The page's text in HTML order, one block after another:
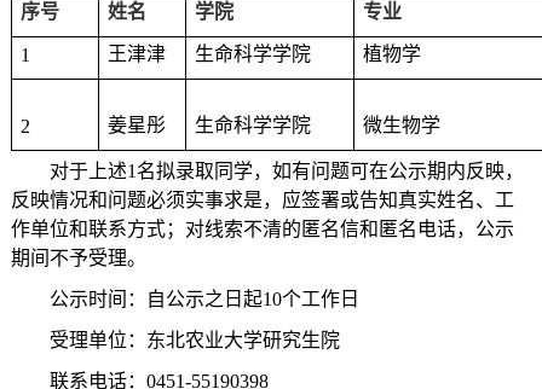
序号
姓名 学院 专业
1 王津津 生命科学学院 植物学
2 姜星彤 生命科学学院 微生物学
对于上述1名拟录取同学，如有问题可在公示期内反映，
反映情况和问题必须实事求是，应签署或告知真实姓名、工
作单位和联系方式；对线索不清的匿名信和匿名电话，公示
期间不予受理。
公示时间：自公示之日起10个工作日
受理单位：东北农业大学研究生院
联系电话：0451-55190398